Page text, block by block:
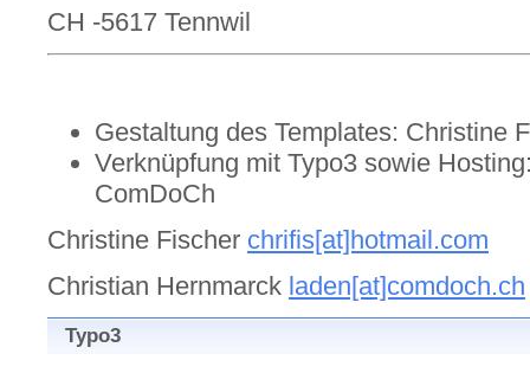
CH -5617 Tennwil
Gestaltung des Templates: Christine
Verknüpfung mit Typo3 sowie
ComDoCh
Christine Fischer chrifis[at]hotmail.com
Christian Hernmarck laden[at]comdoch.ch
Typo3